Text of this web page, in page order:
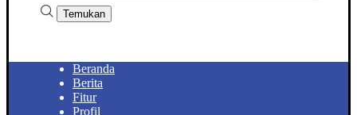
Temukan
Beranda
Berita
Fitur
Profil